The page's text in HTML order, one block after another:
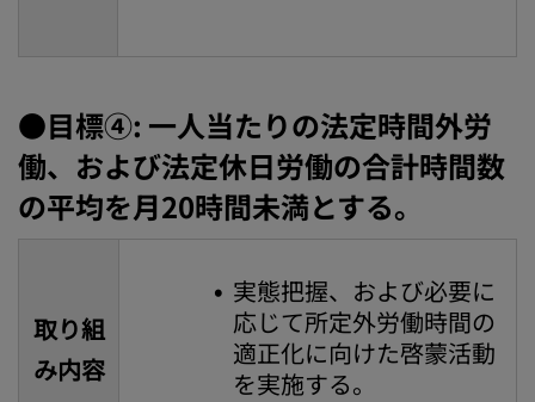
●目標④: 一人当たりの法定時間外労
働、および法定休日労働の合計時間数
の平均を月20時間未満とする。
取り組
み内容
実態把握、および必要に
応じて所定外労働時間の
適正化に向けた啓蒙活動
を実施する。